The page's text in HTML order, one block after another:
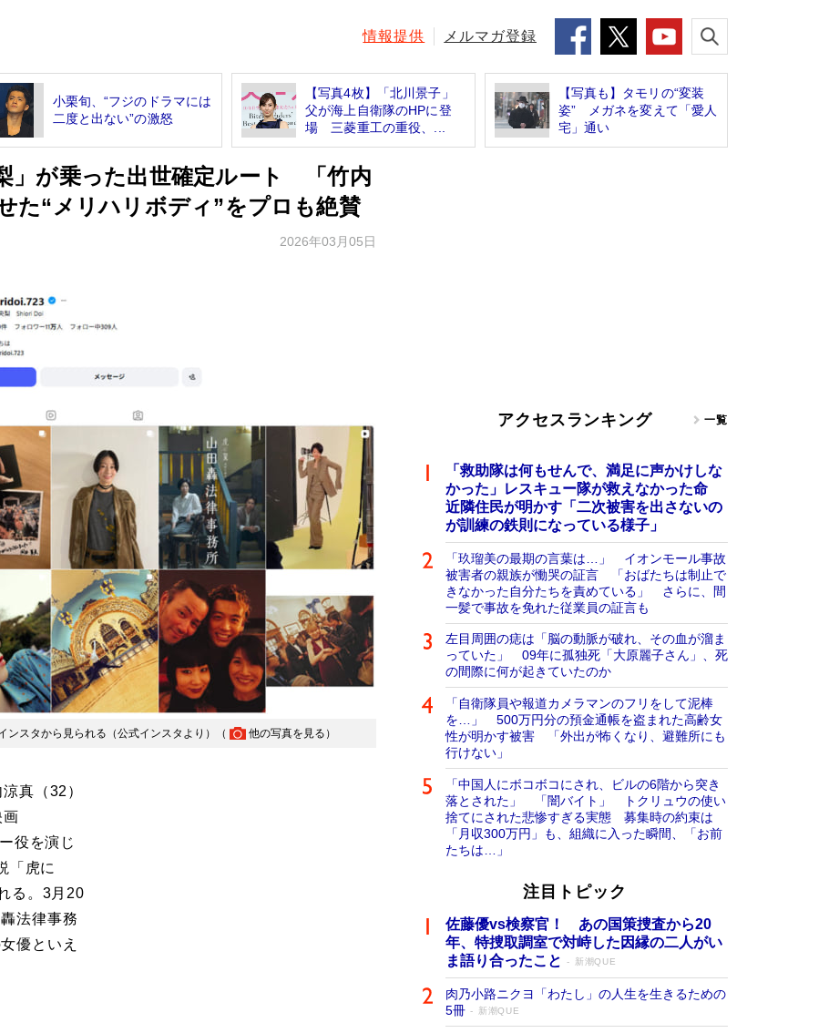
情報提供 メルマガ登録
小栗旬、“フジのドラマには
二度と出ない”の激怒
【写真4枚】「北川景子」
父が海上自衛隊のHPに登
場 三菱重工の重役、...
【写真も】タモリの“変装
姿” メガネを変えて「愛人
宅」通い
」が乗った出世確定ルート 「竹内
た“メリハリボディ”をプロも絶賛
2026年03月05日
ンスタから見られる（公式インスタより）（ 他の写真を見る ）
真（32）
画
役を演じ
「虎に
る。3月20
法律事務
優といえ
アクセスランキング 一覧
「救助隊は何もせんで、満足に声かけしな
かった」レスキュー隊が救えなかった命
近隣住民が明かす「二次被害を出さないの
が訓練の鉄則になっている様子」
「玖瑠美の最期の言葉は…」 イオンモール事故
被害者の親族が慟哭の証言 「おばたちは制止で
きなかった自分たちを責めている」 さらに、間
一髪で事故を免れた従業員の証言も
左目周囲の痣は「脳の動脈が破れ、その血が溜ま
っていた」 09年に孤独死「大原麗子さん」、死
の間際に何が起きていたのか
「自衛隊員や報道カメラマンのフリをして泥棒
を…」 500万円分の預金通帳を盗まれた高齢女
性が明かす被害 「外出が怖くなり、避難所にも
行けない」
「中国人にボコボコにされ、ビルの6階から突き
落とされた」 「闇バイト」 トクリュウの使い
捨てにされた悲惨すぎる実態 募集時の約束は
「月収300万円」も、組織に入った瞬間、「お前
たちは…」
注目トピック
佐藤優vs検察官！ あの国策捜査から20
年、特捜取調室で対峙した因縁の二人がい
ま語り合ったこと
新潮QUE
肉乃小路ニクヨ「わたし」の人生を生きるための
5冊
新潮QUE